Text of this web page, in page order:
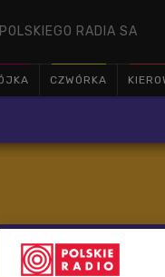
RADIA SA
CZWÓRKA
Grzegorz
Dzieciom